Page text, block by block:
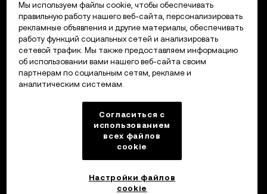
Мы используем файлы cookie, чтобы обеспечивать
правильную работу нашего веб-сайта, персонализировать
рекламные объявления и другие материалы, обеспечивать
работу функций социальных сетей и анализировать
сетевой трафик. Мы также предоставляем информацию
об использовании вами нашего веб-сайта своим
партнерам по социальным сетям, рекламе и
аналитическим системам.
Согласиться с
использованием
всех файлов
cookie
Настройки файлов
cookie